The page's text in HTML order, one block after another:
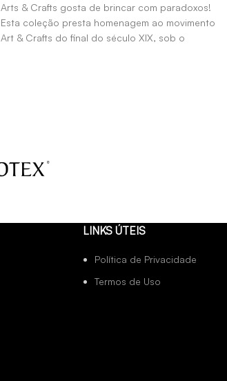
Arts & Crafts gosta de brincar com paradoxos!
Esta coleção presta homenagem ao movimento
Art & Crafts do final do século XIX, sob o
LINKS ÚTEIS
Política de Privacidade
Termos de Uso